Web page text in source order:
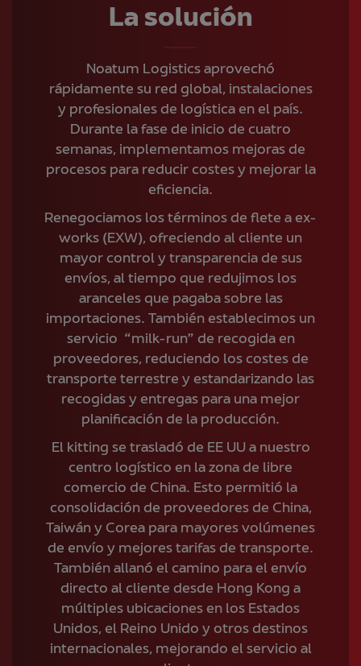
La solución
Noatum Logistics aprovechó
rápidamente su red global, instalaciones
y profesionales de logística en el país.
Durante la fase de inicio de cuatro
semanas, implementamos mejoras de
procesos para reducir costes y mejorar la
eficiencia.
Renegociamos los términos de flete a ex-
works (EXW), ofreciendo al cliente un
mayor control y transparencia de sus
envíos, al tiempo que redujimos los
aranceles que pagaba sobre las
importaciones. También establecimos un
servicio “milk-run” de recogida en
proveedores, reduciendo los costes de
transporte terrestre y estandarizando las
recogidas y entregas para una mejor
planificación de la producción.
El kitting se trasladó de EE UU a nuestro
centro logístico en la zona de libre
comercio de China. Esto permitió la
consolidación de proveedores de China,
Taiwán y Corea para mayores volúmenes
de envío y mejores tarifas de transporte.
También allanó el camino para el envío
directo al cliente desde Hong Kong a
múltiples ubicaciones en los Estados
Unidos, el Reino Unido y otros destinos
internacionales, mejorando el servicio al